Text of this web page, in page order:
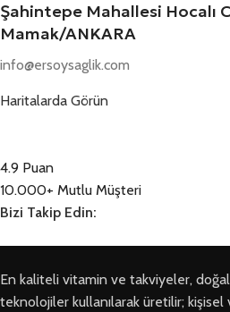
Şahintepe Mahallesi Hocalı
Mamak/ANKARA
info@ersoysaglik.com
Haritalarda Görün
4.9 Puan
10.000+ Mutlu Müşteri
Bizi Takip Edin:
En kaliteli vitamin ve takviyeler,
teknolojiler kullanılarak üretilir; kişisel